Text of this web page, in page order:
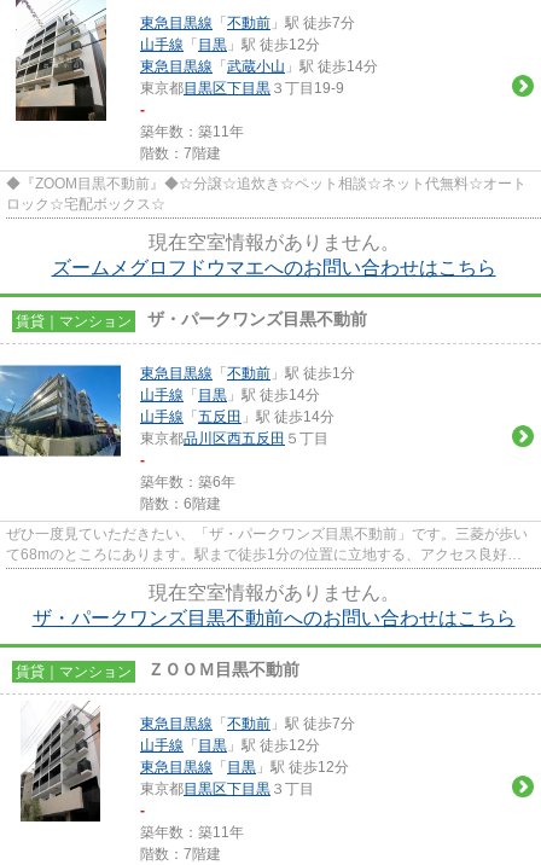
東急目黒線 「 不動前 」駅 徒歩7分
山手線 「 目黒 」駅 徒歩12分
東急目黒線 「 武蔵小山 」駅 徒歩14分
東京都目黒区下目黒 ３丁目19-9
-
築年数：築11年
階数：7階建
◆『ZOOM目黒不動前』◆☆分譲☆追炊き☆ペット相談☆ネット代無料☆オート
ロック☆宅配ボックス☆
現在空室情報がありません。
ズームメグロフドウマエへのお問い合わせはこちら
賃貸｜マンション ザ・パークワンズ目黒不動前
東急目黒線 「 不動前 」駅 徒歩1分
山手線 「 目黒 」駅 徒歩14分
山手線 「 五反田 」駅 徒歩14分
東京都品川区西五反田 ５丁目
-
築年数：築6年
階数：6階建
ぜひ一度見ていただきたい、「ザ・パークワンズ目黒不動前」です。三菱が歩い
て68mのところにあります。駅まで徒歩1分の位置に立地する、アクセス良好な
現在空室情報がありません。
ザ・パークワンズ目黒不動前へのお問い合わせはこちら
賃貸｜マンション ＺＯＯＭ目黒不動前
東急目黒線 「 不動前 」駅 徒歩7分
山手線 「 目黒 」駅 徒歩12分
東急目黒線 「 目黒 」駅 徒歩12分
東京都目黒区下目黒 ３丁目
-
築年数：築11年
階数：7階建